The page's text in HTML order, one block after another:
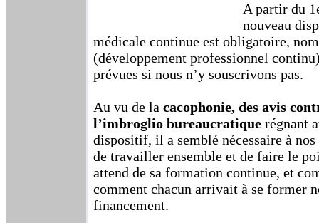
A partir du
nouveau
médicale continue est obligatoire,
(développement professionnel
prévues si nous n’y souscrivons pas.
Au vu de la cacophonie, des avis
l’imbroglio bureaucratique régnant
dispositif, il a semblé nécessaire à
de travailler ensemble et de faire le
attend de sa formation continue, et
comment chacun arrivait à se former
financement.